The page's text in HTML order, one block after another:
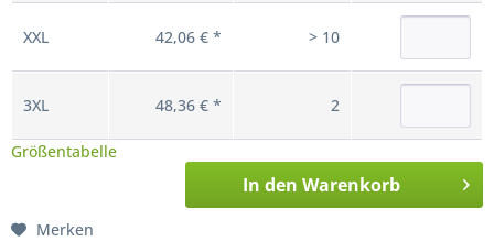
XXL 42,06 € * > 10
3XL 48,36 € * 2
Größentabelle
In den Warenkorb
Merken